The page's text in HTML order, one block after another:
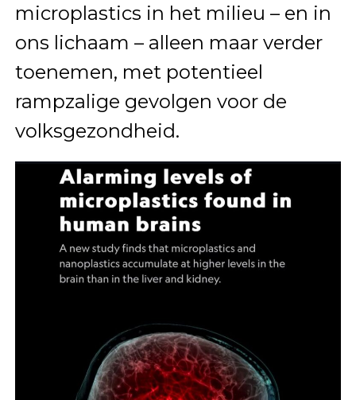
microplastics in het milieu – en in
ons lichaam – alleen maar verder
toenemen, met potentieel
rampzalige gevolgen voor de
volksgezondheid.